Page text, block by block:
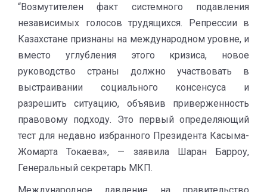
“Возмутителен факт системного подавления
независимых голосов трудящихся. Репрессии в
Казахстане признаны на международном уровне, и
вместо углубления этого кризиса, новое
руководство страны должно участвовать в
выстраивании социального консенсуса и
разрешить ситуацию, объявив приверженность
правовому подходу. Это первый определяющий
тест для недавно избранного Президента Касыма-
Жомарта Токаева», — заявила Шаран Барроу,
Генеральный секретарь МКП.